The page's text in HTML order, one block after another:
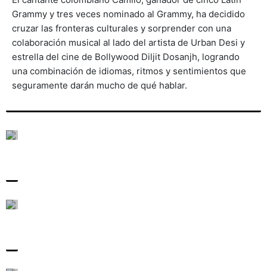
Grammy y tres veces nominado al Grammy, ha decidido
cruzar las fronteras culturales y sorprender con una
colaboración musical al lado del artista de Urban Desi y
estrella del cine de Bollywood Diljit Dosanjh, logrando
una combinación de idiomas, ritmos y sentimientos que
seguramente darán mucho de qué hablar.